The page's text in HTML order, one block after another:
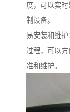
度，可以实
制设备。
易安装和维
过程，可以
准和维护。